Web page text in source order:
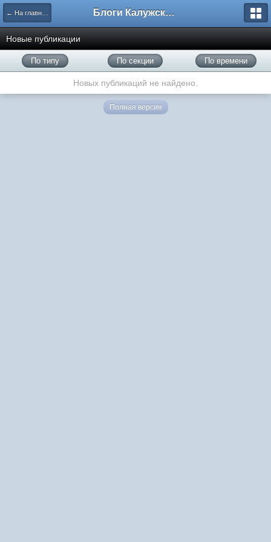
← На главную Блоги Калужского перекрестка
Новые публикации
По типу По секции По времени
Новых публикаций не найдено.
Полная версия